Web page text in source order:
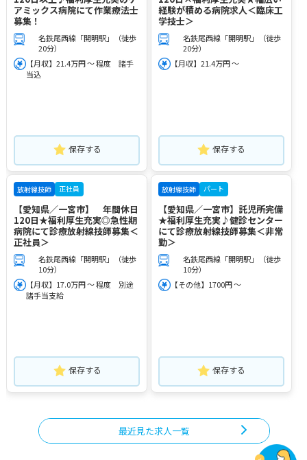
アミックス病院にて作業療法士
募集！
名鉄尾西線「開明駅」（徒歩
20分）
【月収】21.4万円 ～ 程度 諸手
当込
保存する
経験が積める病院求人＜臨床工
学技士＞
名鉄尾西線「開明駅」（徒歩
20分）
【月収】21.4万円 ～
保存する
放射線技師 正社員
【愛知県／一宮市】 年間休日
120日★福利厚生充実◎急性期
病院にて診療放射線技師募集＜
正社員＞
名鉄尾西線「開明駅」（徒歩
10分）
【月収】17.0万円 ～ 程度 別途
諸手当支給
保存する
放射線技師 パート
【愛知県／一宮市】託児所完備
★福利厚生充実♪健診センター
にて診療放射線技師募集＜非常
勤＞
名鉄尾西線「開明駅」（徒歩
10分）
【その他】1700円 ～
保存する
最近見た求人一覧